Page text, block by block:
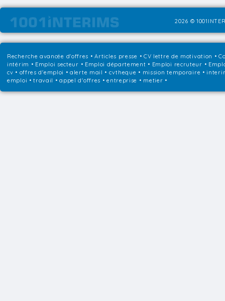
2026 ©
Recherche avancée d'offres •Articles presse • CV lettre de motivation •
intérim • Emploi secteur • Emploi département • Emploi recruteur •
cv • offres d'emploi • alerte mail • cvtheque • mission temporaire •
emploi • travail • appel d'offres • entreprise • metier •